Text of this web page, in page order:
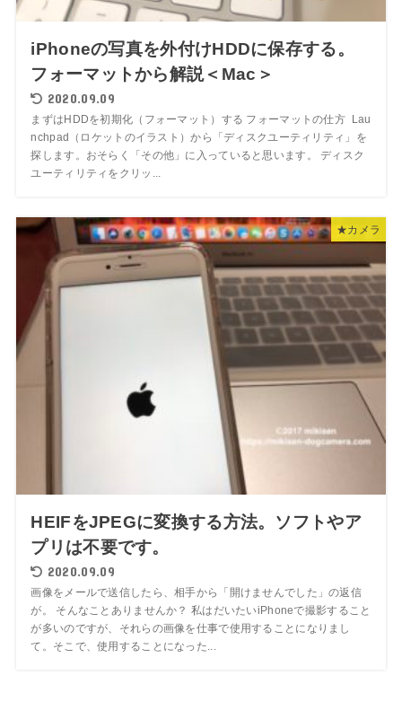
iPhoneの写真を外付けHDDに保存する。
フォーマットから解説＜Mac＞
2020.09.09
まずはHDDを初期化（フォーマット）する フォーマットの仕方 Lau
nchpad（ロケットのイラスト）から「ディスクユーティリティ」を
探します。おそらく「その他」に入っていると思います。 ディスク
ユーティリティをクリッ...
★カメラ
HEIFをJPEGに変換する方法。ソフトやア
プリは不要です。
2020.09.09
画像をメールで送信したら、相手から「開けませんでした」の返信
が。 そんなことありませんか？ 私はだいたいiPhoneで撮影すること
が多いのですが、それらの画像を仕事で使用することになりまし
て。そこで、使用することになった...